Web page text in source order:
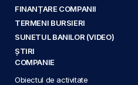
FINANȚARE COMPANII
TERMENI BURSIERI
SUNETUL BANILOR (VIDEO)
ȘTIRI
COMPANIE
Obiectul de activitate